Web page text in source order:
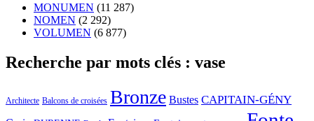
MONUMEN (11 287)
NOMEN (2 292)
VOLUMEN (6 877)
Recherche par mots clés : vase
Architecte Balcons de croisées Bronze Bustes CAPITAIN-GÉNY